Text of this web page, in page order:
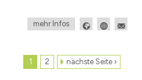
mehr Infos
1 2 nächste Seite ›